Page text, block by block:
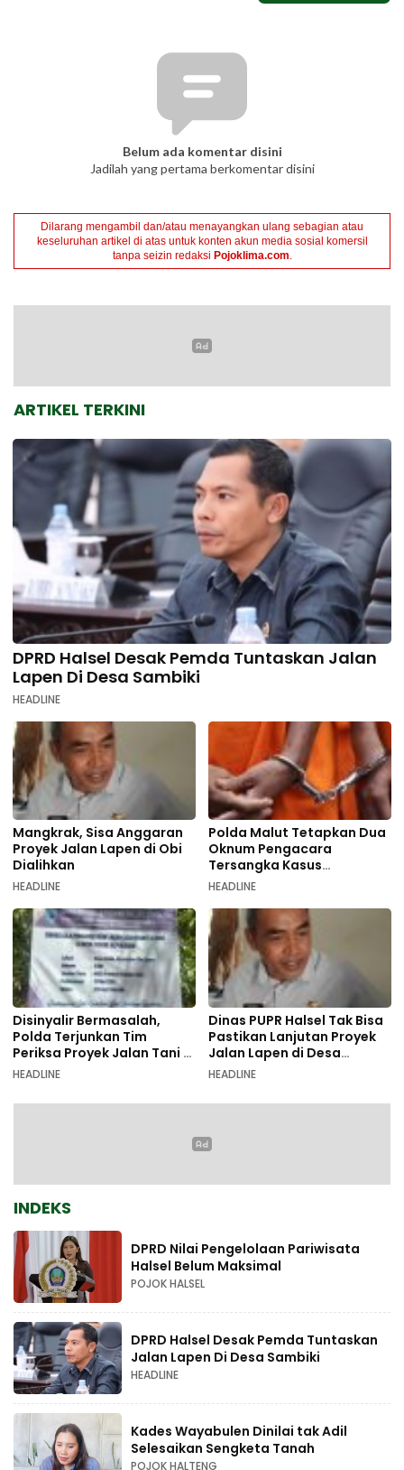
Belum ada komentar disini
Jadilah yang pertama berkomentar disini
Dilarang mengambil dan/atau menayangkan ulang sebagian atau
keseluruhan artikel di atas untuk konten akun media sosial komersil
tanpa seizin redaksi Pojoklima.com.
ARTIKEL TERKINI
DPRD Halsel Desak Pemda Tuntaskan Jalan
Lapen Di Desa Sambiki
HEADLINE
Mangkrak, Sisa Anggaran
Proyek Jalan Lapen di Obi
Dialihkan
HEADLINE
Polda Malut Tetapkan Dua
Oknum Pengacara
Tersangka Kasus
Pemalsuan Dokumen
HEADLINE
Disinyalir Bermasalah,
Polda Terjunkan Tim
Periksa Proyek Jalan Tani di
Galala
HEADLINE
Dinas PUPR Halsel Tak Bisa
Pastikan Lanjutan Proyek
Jalan Lapen di Desa
Sambiki
HEADLINE
INDEKS
DPRD Nilai Pengelolaan Pariwisata
Halsel Belum Maksimal
POJOK HALSEL
DPRD Halsel Desak Pemda Tuntaskan
Jalan Lapen Di Desa Sambiki
HEADLINE
Kades Wayabulen Dinilai tak Adil
Selesaikan Sengketa Tanah
POJOK HALTENG